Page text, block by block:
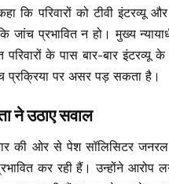
कि परिवारों को टीवी इंटरव्यू
जांच प्रभावित न हो। मुख्य
परिवारों के पास बार-बार
प्रक्रिया पर असर पड़ सकता है।
ने उठाए सवाल
की ओर से पेश सॉलिसिटर जनरल
कर रही हैं। उन्होंने आरोप